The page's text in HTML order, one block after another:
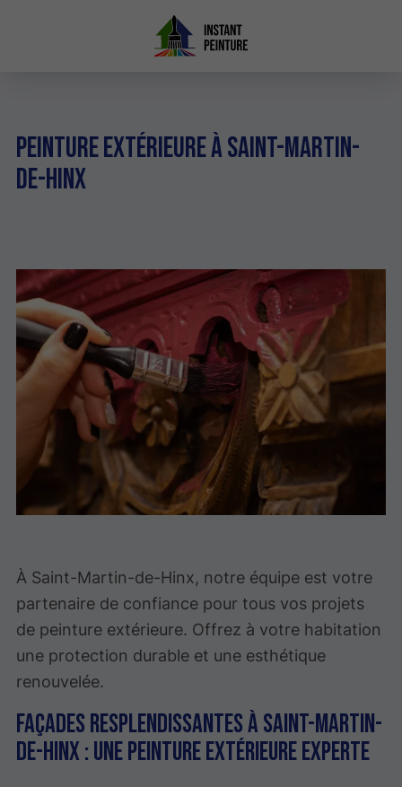
Peinture extérieure à Saint-Martin-
de-Hinx
À Saint-Martin-de-Hinx, notre équipe est votre
partenaire de confiance pour tous vos projets
de peinture extérieure. Offrez à votre habitation
une protection durable et une esthétique
renouvelée.
Façades resplendissantes à Saint-Martin-
de-Hinx : une peinture extérieure experte